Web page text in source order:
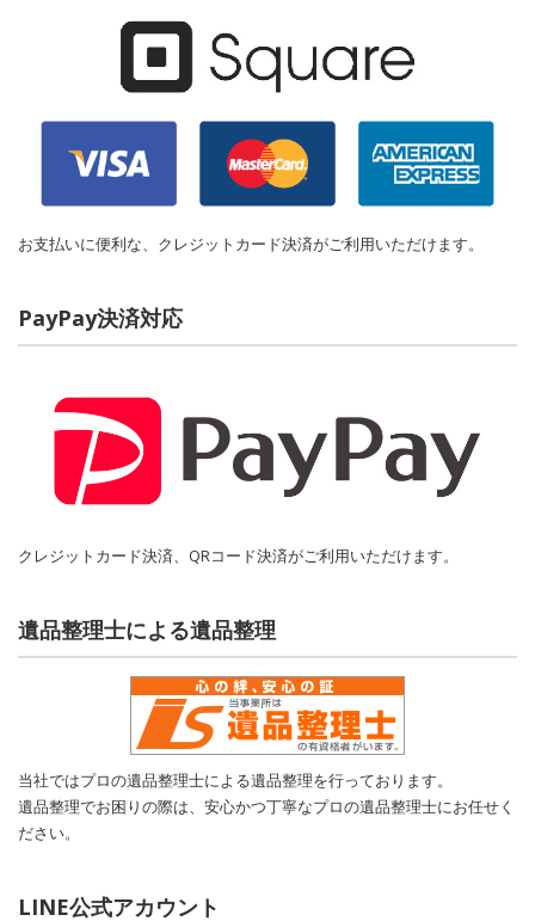
お支払いに便利な、クレジットカード決済がご利用いただけます。
PayPay決済対応
クレジットカード決済、QRコード決済がご利用いただけます。
遺品整理士による遺品整理
当社ではプロの遺品整理士による遺品整理を行っております。
遺品整理でお困りの際は、安心かつ丁寧なプロの遺品整理士にお任せく
ださい。
LINE公式アカウント